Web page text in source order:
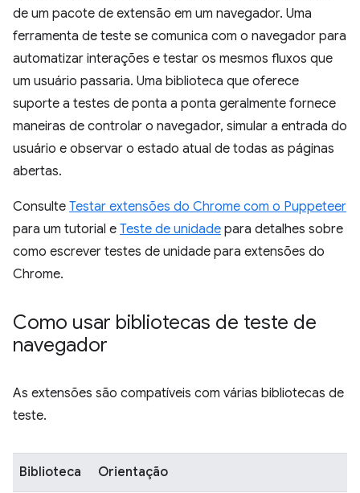
de um pacote de extensão em um navegador. Uma
ferramenta de teste se comunica com o navegador para
automatizar interações e testar os mesmos fluxos que
um usuário passaria. Uma biblioteca que oferece
suporte a testes de ponta a ponta geralmente fornece
maneiras de controlar o navegador, simular a entrada do
usuário e observar o estado atual de todas as páginas
abertas.
Consulte Testar extensões do Chrome com o Puppeteer
para um tutorial e Teste de unidade para detalhes sobre
como escrever testes de unidade para extensões do
Chrome.
Como usar bibliotecas de teste de
navegador
As extensões são compatíveis com várias bibliotecas de
teste.
Biblioteca Orientação